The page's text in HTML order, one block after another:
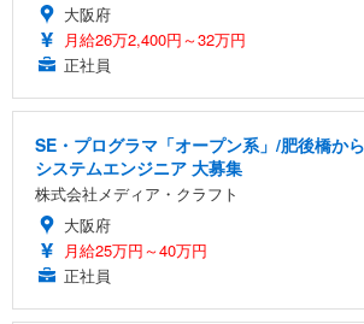
大阪府
月給26万2,400円～32万円
正社員
SE・プログラマ「オープン系」/肥後橋か
システムエンジニア 大募集
株式会社メディア・クラフト
大阪府
月給25万円～40万円
正社員